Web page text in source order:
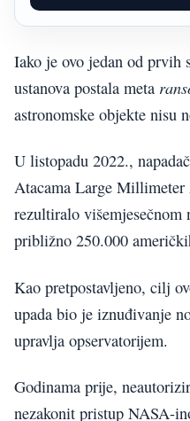
Iako je ovo jedan od prvih
ustanova postala meta
astronomske objekte nisu
U listopadu 2022.,
Atacama Large
rezultiralo višemjesečnom
približno 250.000
Kao pretpostavljeno, cilj
upada bio je iznuđivanje
upravlja opservatorijem.
Godinama prije,
nezakonit pristup NASA-